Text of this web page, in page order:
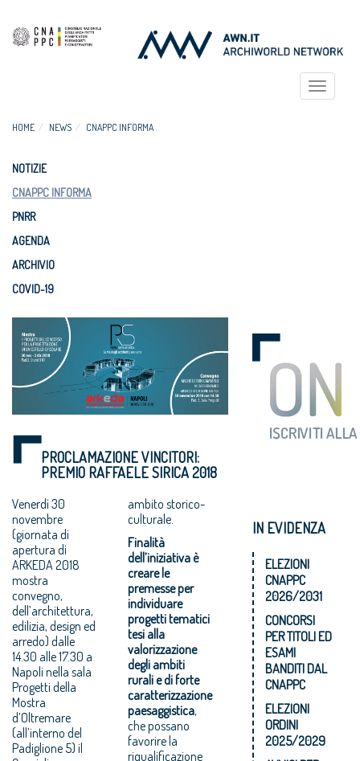
Toggle
HOME NEWS CNAPPC INFORMA
NOTIZIE
CNAPPC INFORMA
PNRR
AGENDA
ARCHIVIO
COVID-19
PROCLAMAZIONE VINCITORI:
PREMIO RAFFAELE SIRICA 2018
Venerdì 30
novembre
(giornata di
apertura di
ARKEDA 2018
mostra
convegno,
dell’architettura,
edilizia, design ed
arredo) dalle
14.30 alle 17.30 a
Napoli nella sala
Progetti della
Mostra
d’Oltremare
(all’interno del
Padiglione 5) il
ambito storico-
culturale.
Finalità
dell’iniziativa è
creare le
premesse per
individuare
progetti tematici
tesi alla
valorizzazione
degli ambiti
rurali e di forte
caratterizzazione
paesaggistica,
che possano
favorire la
riqualificazione
IN EVIDENZA
ELEZIONI
CNAPPC
2026/2031
CONCORSI
PER TITOLI ED
ESAMI
BANDITI DAL
CNAPPC
ELEZIONI
ORDINI
2025/2029